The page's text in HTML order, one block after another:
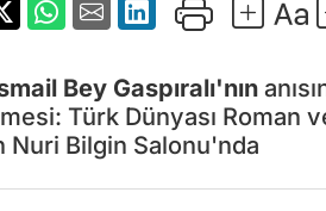
Bey Gaspıralı'nın
Türk Dünyası Roman
Nuri Bilgin Salonu'nda